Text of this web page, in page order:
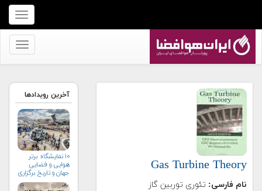
برای
نمایش
منو
برای
کنید
Gas Turbine Theory
نام فارسی: تئوری توربین گاز
آخرین رویدادها
۱۰ نمایشگاه برتر
هوایی و فضایی
جهان و تاریخ برگزاری
آن‌ها